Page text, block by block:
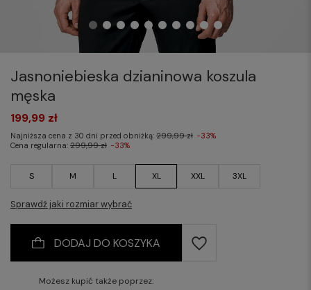
Jasnoniebieska dzianinowa koszula
męska
S M L XL XXL 3XL
Sprawdź jaki rozmiar wybrać
199,99 zł
Najniższa cena z 30 dni przed obniżką: 299,99 zł -33%
Cena regularna: 299,99 zł -33%
DODAJ DO KOSZYKA
Możesz kupić także poprzez: